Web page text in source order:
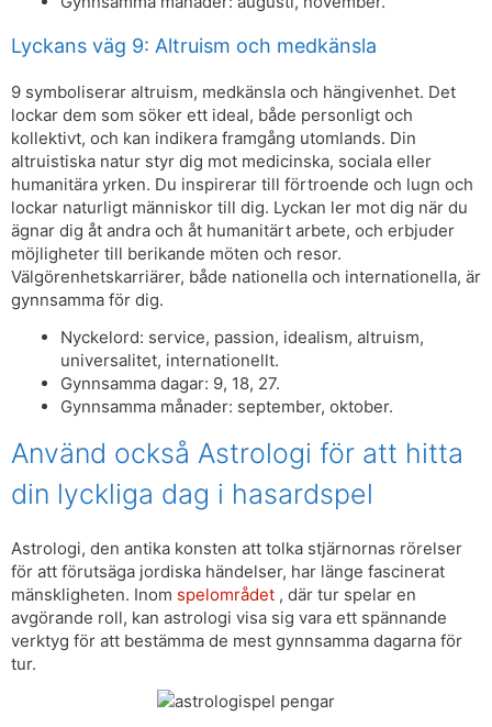
Lyckans väg 9: Altruism och medkänsla
9 symboliserar altruism, medkänsla och hängivenhet. Det
lockar dem som söker ett ideal, både personligt och
kollektivt, och kan indikera framgång utomlands. Din
altruistiska natur styr dig mot medicinska, sociala eller
humanitära yrken. Du inspirerar till förtroende och lugn och
lockar naturligt människor till dig. Lyckan ler mot dig när du
ägnar dig åt andra och åt humanitärt arbete, och erbjuder
möjligheter till berikande möten och resor.
Välgörenhetskarriärer, både nationella och internationella, är
gynnsamma för dig.
Nyckelord: service, passion, idealism, altruism,
universalitet, internationellt.
Gynnsamma dagar: 9, 18, 27.
Gynnsamma månader: september, oktober.
Använd också Astrologi för att hitta
din lyckliga dag i hasardspel
Astrologi, den antika konsten att tolka stjärnornas rörelser
för att förutsäga jordiska händelser, har länge fascinerat
mänskligheten. Inom spelområdet , där tur spelar en
avgörande roll, kan astrologi visa sig vara ett spännande
verktyg för att bestämma de mest gynnsamma dagarna för
tur.